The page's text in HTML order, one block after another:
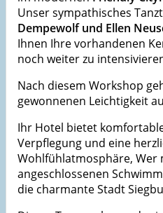
Unser sympathisches
Dempewolf und Ellen
Ihnen Ihre vorhandenen
noch weiter zu
Nach diesem Workshop
gewonnenen Leichtigkeit
Ihr Hotel bietet
Verpflegung und eine
Wohlfühlatmosphäre, Wer
angeschlossenen
die charmante Stadt